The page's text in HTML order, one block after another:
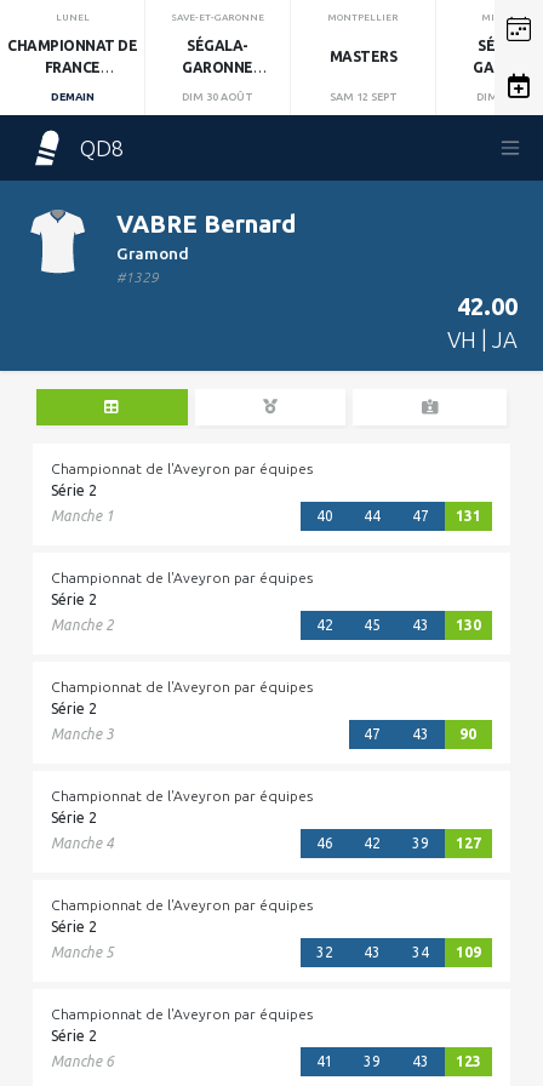
LUNEL
CHAMPIONNAT DE
FRANCE
DEMAIN
SAVE-ET-GARONNE
SÉGALA-
GARONNE
MANCHE 1
DIM 30 AOÛT
MONTPELLIER
MASTERS
SAM 12 SEPT
MIRANDOL
SÉGALA-
GARONNE
MANCHE 2
DIM 13 SEPT
QD8
VABRE Bernard
Gramond
#1329
42.00
VH | JA
Championnat de l'Aveyron par équipes
Série 2
Manche 1
40 44 47 131
Championnat de l'Aveyron par équipes
Série 2
Manche 2
42 45 43 130
Championnat de l'Aveyron par équipes
Série 2
Manche 3
47 43 90
Championnat de l'Aveyron par équipes
Série 2
Manche 4
46 42 39 127
Championnat de l'Aveyron par équipes
Série 2
Manche 5
32 43 34 109
Championnat de l'Aveyron par équipes
Série 2
Manche 6
41 39 43 123